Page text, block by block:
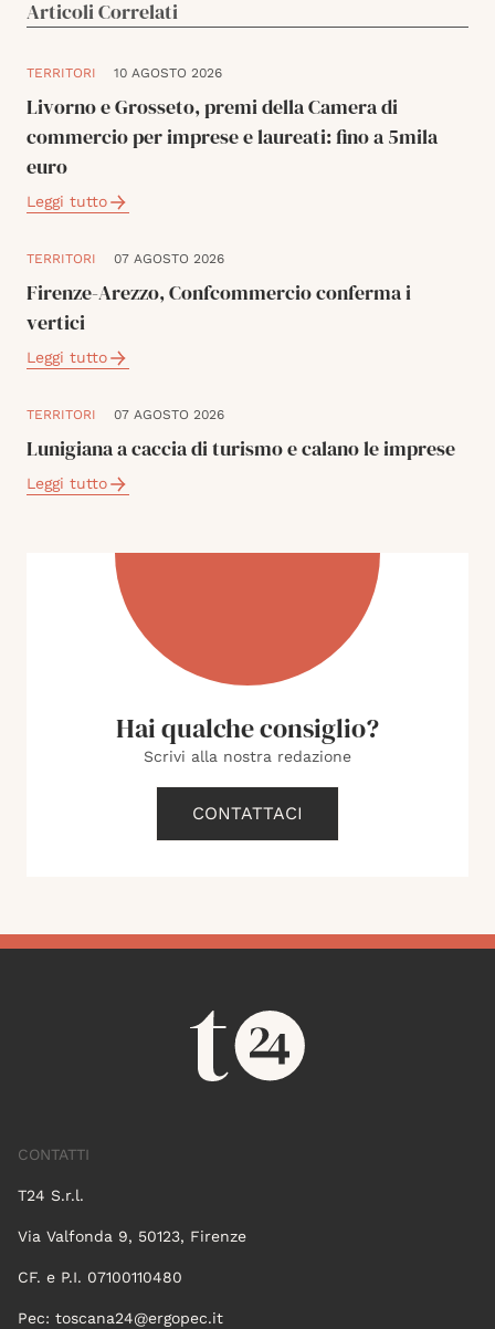
Articoli Correlati
TERRITORI 10 AGOSTO 2026
Livorno e Grosseto, premi della Camera di
commercio per imprese e laureati: fino a 5mila
euro
Leggi tutto
TERRITORI 07 AGOSTO 2026
Firenze-Arezzo, Confcommercio conferma i
vertici
Leggi tutto
TERRITORI 07 AGOSTO 2026
Lunigiana a caccia di turismo e calano le imprese
Leggi tutto
Hai qualche consiglio?
Scrivi alla nostra redazione
CONTATTACI
CONTATTI
T24 S.r.l.
Via Valfonda 9, 50123, Firenze
CF. e P.I. 07100110480
Pec: toscana24@ergopec.it